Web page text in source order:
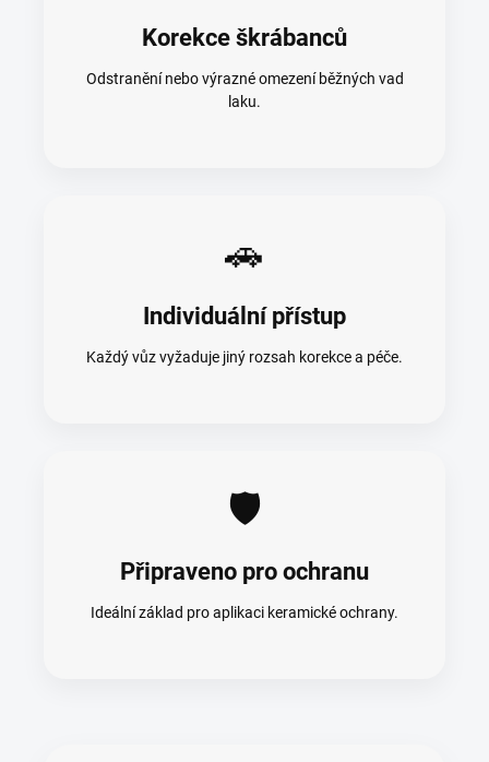
Korekce škrábanců
Odstranění nebo výrazné omezení běžných vad
laku.
🚗
Individuální přístup
Každý vůz vyžaduje jiný rozsah korekce a péče.
🛡️
Připraveno pro ochranu
Ideální základ pro aplikaci keramické ochrany.